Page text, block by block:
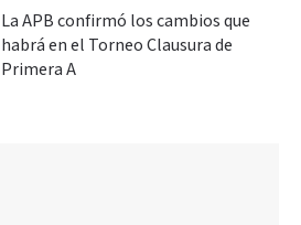
La APB confirmó los cambios que
habrá en el Torneo Clausura de
Primera A